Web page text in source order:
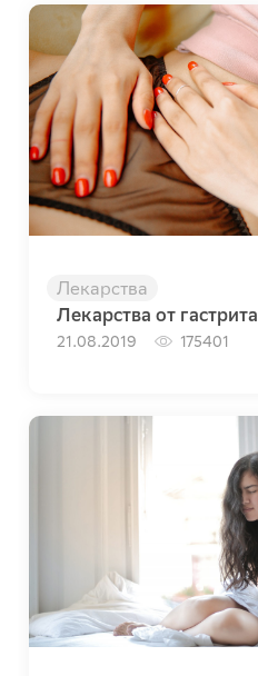
Лекарства
Лекарства от
21.08.2019 175401